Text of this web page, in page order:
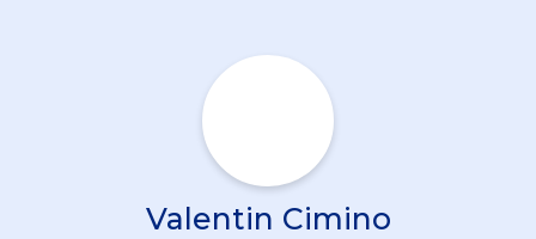
Valentin Cimino